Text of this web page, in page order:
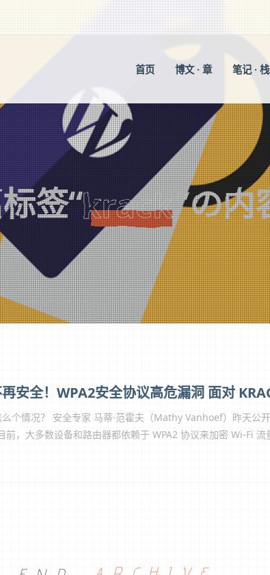
首页
博文 · 章 笔记 · 栈
签“krack”の内
个情况？ 安全专家 马蒂·范霍夫（Mathy Vanhoef）昨天公
前，大多数设备和路由器都依赖于 WPA2 协议来加密 Wi-Fi